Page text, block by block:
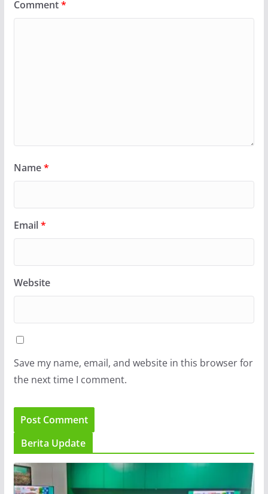
Comment*
Name*
Email*
Website
Save my name, email, and website in this browser for
the next time I comment.
Berita Update